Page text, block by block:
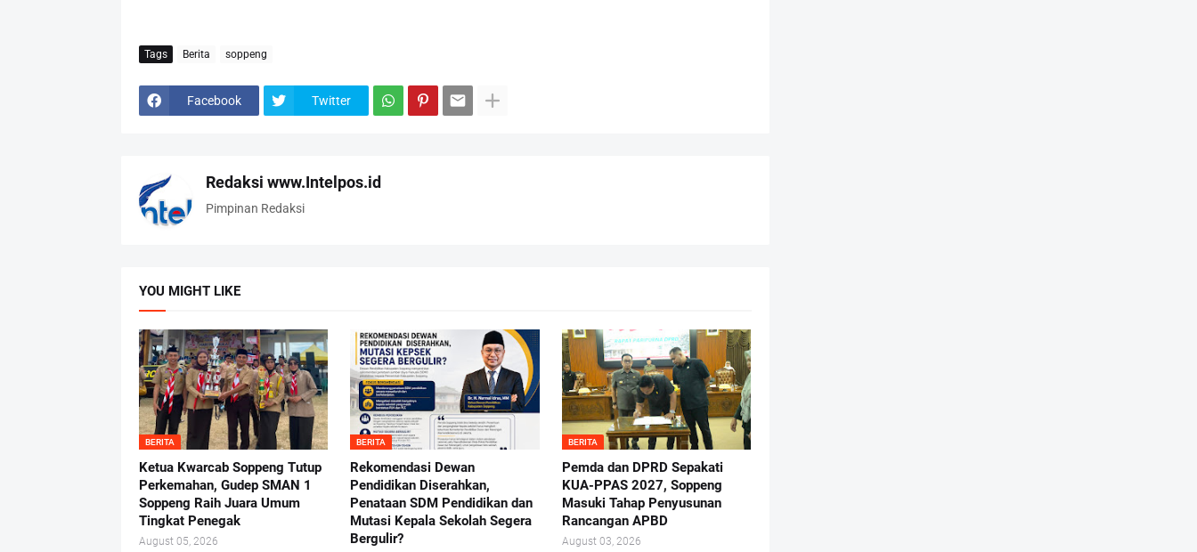
Tags Berita soppeng
Facebook Twitter
Redaksi www.Intelpos.id
Pimpinan Redaksi
YOU MIGHT LIKE
BERITA
Ketua Kwarcab Soppeng Tutup
Perkemahan, Gudep SMAN 1
Soppeng Raih Juara Umum
Tingkat Penegak
August 05, 2026
BERITA
Rekomendasi Dewan
Pendidikan Diserahkan,
Penataan SDM Pendidikan dan
Mutasi Kepala Sekolah Segera
Bergulir?
BERITA
Pemda dan DPRD Sepakati
KUA-PPAS 2027, Soppeng
Masuki Tahap Penyusunan
Rancangan APBD
August 03, 2026